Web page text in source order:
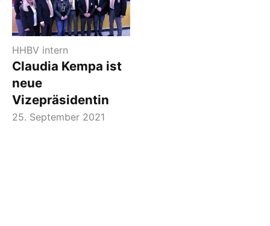
HHBV intern
Claudia Kempa ist
neue
Vizepräsidentin
25. September 2021